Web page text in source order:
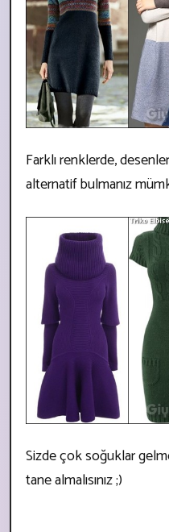
Farklı renklerde,
alternatif bulmanız
Sizde çok soğuklar
tane almalısınız ;)